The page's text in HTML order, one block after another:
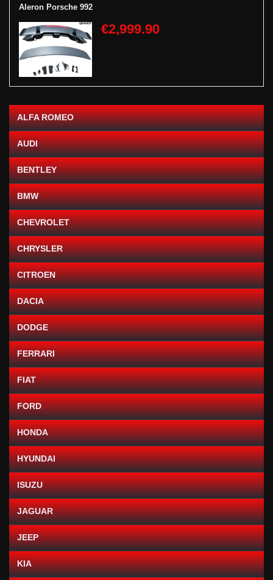
Aleron Porsche 992
€2,999.90
ALFA ROMEO
AUDI
BENTLEY
BMW
CHEVROLET
CHRYSLER
CITROEN
DACIA
DODGE
FERRARI
FIAT
FORD
HONDA
HYUNDAI
ISUZU
JAGUAR
JEEP
KIA